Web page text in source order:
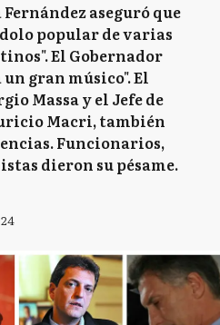
aseguró que
popular de varias
El Gobernador
gran músico". El
Massa y el Jefe de
Macri, también
Funcionarios,
dieron su pésame.